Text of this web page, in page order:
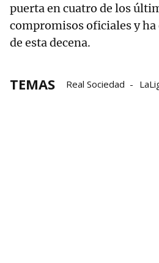
puerta en cuatro de los
compromisos oficiales y ha
de esta decena.
TEMAS Real Sociedad